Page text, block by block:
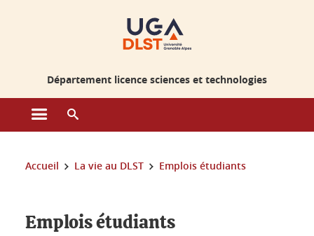
Département licence sciences et technologies
Ouvrir le menu principal
Vous êtes ici :
Accueil La vie au DLST Emplois étudiants
Emplois étudiants